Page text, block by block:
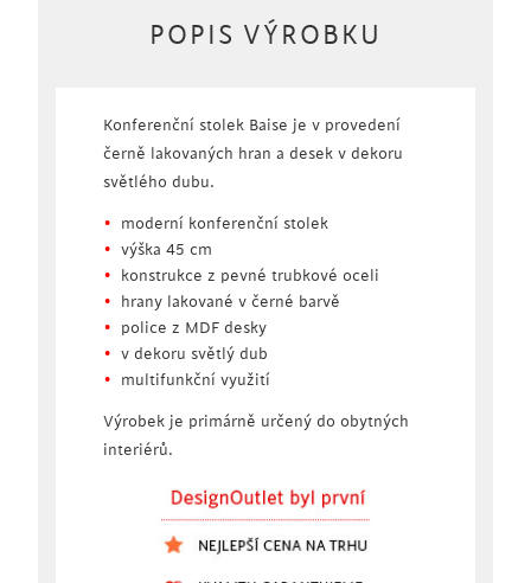
POPIS VÝROBKU
Konferenční stolek Baise je v provedení
černě lakovaných hran a desek v dekoru
světlého dubu.
moderní konferenční stolek
výška 45 cm
konstrukce z pevné trubkové oceli
hrany lakované v černé barvě
police z MDF desky
v dekoru světlý dub
multifunkční využití
Výrobek je primárně určený do obytných
interiérů.